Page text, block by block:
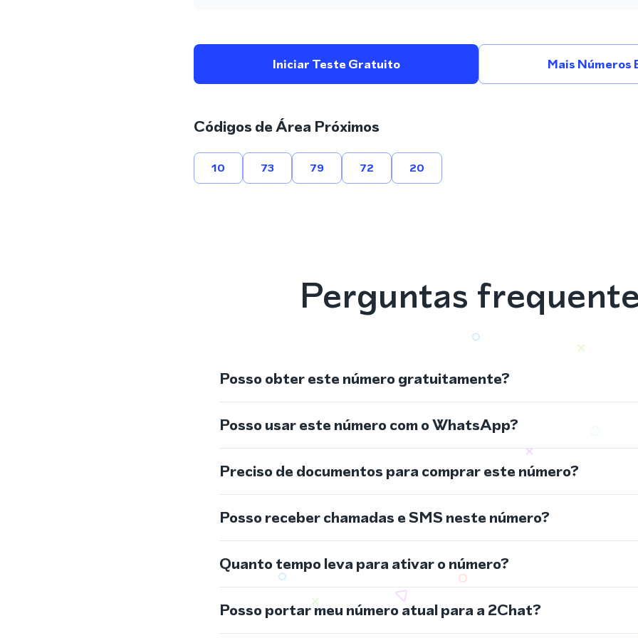
Iniciar Teste Gratuito Mais Números
Códigos de Área Próximos
10 73 79 72 20
Perguntas
Posso obter este número gratuitamente?
Posso usar este número com o WhatsApp?
Preciso de documentos para comprar este número?
Posso receber chamadas e SMS neste número?
Quanto tempo leva para ativar o número?
Posso portar meu número atual para a 2Chat?